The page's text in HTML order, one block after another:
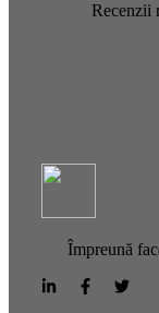
Recenzii
Împreună